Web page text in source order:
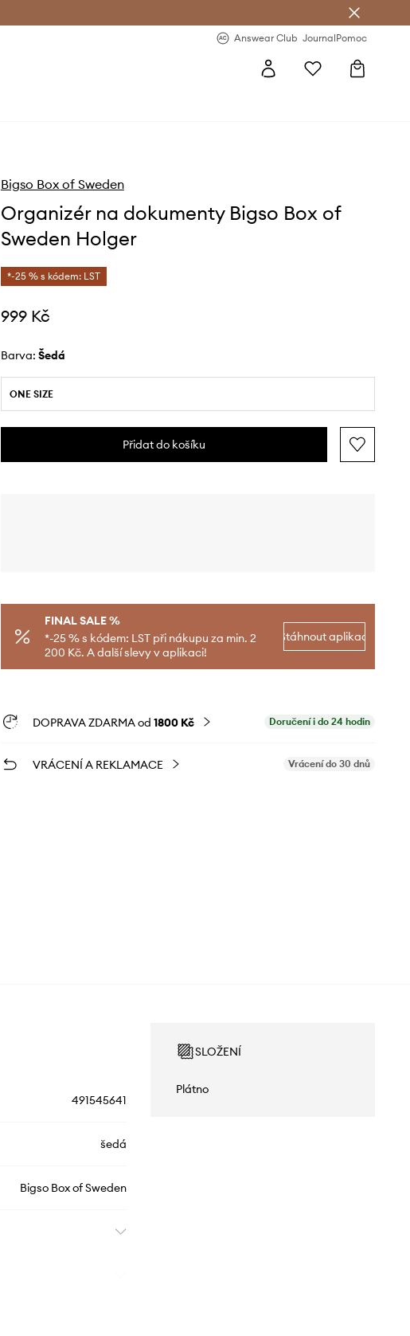
Answear Club JournalPomoc
Bigso Box of Sweden
Organizér na dokumenty Bigso Box of
Sweden Holger
*-25 % s kódem: LST
999 Kč
Barva: šedá
ONE SIZE
Přidat do košíku
FINAL SALE %
*-25 % s kódem: LST při nákupu za min. 2
200 Kč. A další slevy v aplikaci!
Stáhnout aplikaci
DOPRAVA ZDARMA od 1800 Kč Doručení i do 24 hodin
VRÁCENÍ A REKLAMACE Vrácení do 30 dnů
491545641
šedá
Bigso Box of Sweden
SLOŽENÍ
Plátno